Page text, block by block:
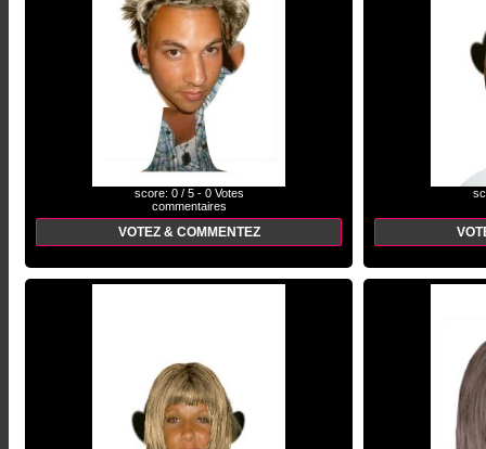
score: 0 / 5 - 0 Votes
commentaires
VOTEZ & COMMENTEZ